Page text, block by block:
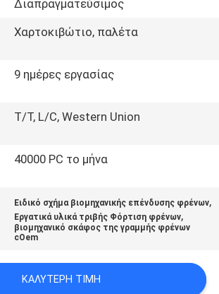
Διαπραγματεύσιμος
Χαρτοκιβώτιο, παλέτα
9 ημέρες εργασίας
T/T, L/C, Western Union
40000 PC το μήνα
Ειδικό σχήμα βιομηχανικής επένδυσης φρένων,
Εργατικά υλικά τριβής Φόρτιση φρένων,
βιομηχανικό σκάφος της γραμμής φρένων
cOem
ΚΑΛΎΤΕΡΗ ΤΙΜΉ